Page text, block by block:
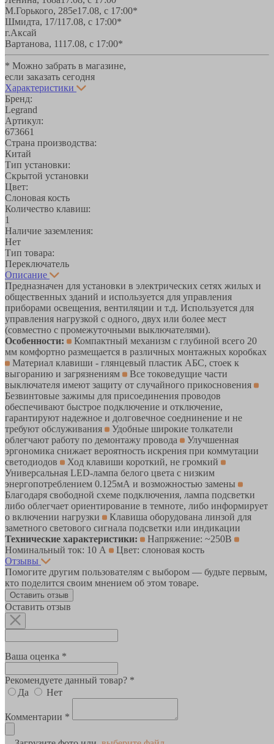
М.Горького, 285е17.08, с 17:00*
Шмидта, 17/117.08, с 17:00*
г.Аксай
Вартанова, 1117.08, с 17:00*
* Можно забрать в магазине,
если заказать сегодня
Характеристики
Бренд:
Legrand
Артикул:
673661
Страна производства:
Китай
Тип установки:
Скрытой установки
Цвет:
Слоновая кость
Количество клавиш:
1
Наличие заземления:
Нет
Тип товара:
Переключатель
Описание
Предназначен для установки в электрических сетях жилых и
общественных зданий и используется для управления
приборами освещения, вентиляции и т.д. Используется для
управления нагрузкой с одного, двух или более мест
(совместно с промежуточными выключателями).
Особенности:
Компактный механизм с глубиной всего 20
мм комфортно размещается в различных монтажных коробках
Материал клавиши - глянцевый пластик АБС, стоек к
выгоранию и загрязнениям
Все токоведущие части
выключателя имеют защиту от случайного прикосновения
Безвинтовые зажимы для присоединения проводов
обеспечивают быстрое подключение и отключение,
гарантируют надежное и долговечное соеднинение и не
требуют обслуживания
Удобные широкие толкатели
облегчают работу по демонтажу провода
Улучшенная
эргономика снижает вероятность искрения при коммутации
светодиодов
Ход клавиши короткий, не громкий
Универсальная LED-лампа белого цвета с низким
энергопотреблением 0.125мА и возможностью замены
Благодаря свободной схеме подключения, лампа подсветки
либо облегчает ориентирование в темноте, либо информирует
о включении нагрузки
Клавиша оборудована линзой для
заметного светового сигнала подсветки или индикации
Технические характеристики:
Напряжение: ~250В
Номинальный ток: 10 А
Цвет: слоновая кость
Отзывы
Помогите другим пользователям с выбором — будьте первым,
кто поделится своим мнением об этом товаре.
Оставить отзыв
Оставить отзыв
Ваша оценка *
Рекомендуете данный товар? *
Да
Нет
Комментарии *